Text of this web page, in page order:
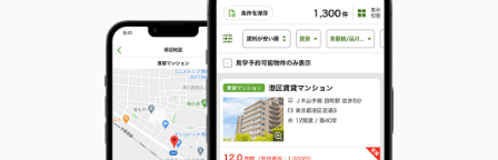
26.08m²
間取り
1K
山梨県甲府市朝気３
価 格
6.30万円
住 所
山梨県甲府市朝気３